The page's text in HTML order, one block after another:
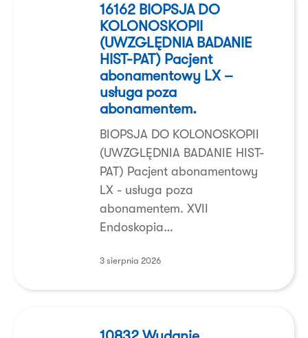
BIOPSJA
KOLONOSKOPII
(UWZGLĘDNIA
BADANIE
HIST-
Pacjent
abonamentowy
usługa
poza
16162 BIOPSJA DO
KOLONOSKOPII
(UWZGLĘDNIA BADANIE
HIST-PAT) Pacjent
abonamentowy LX –
usługa poza
abonamentem.
BIOPSJA DO KOLONOSKOPII
(UWZGLĘDNIA BADANIE HIST-
PAT) Pacjent abonamentowy
LX - usługa poza
abonamentem. XVII
Endoskopia…
3 sierpnia 2026
Wydanie